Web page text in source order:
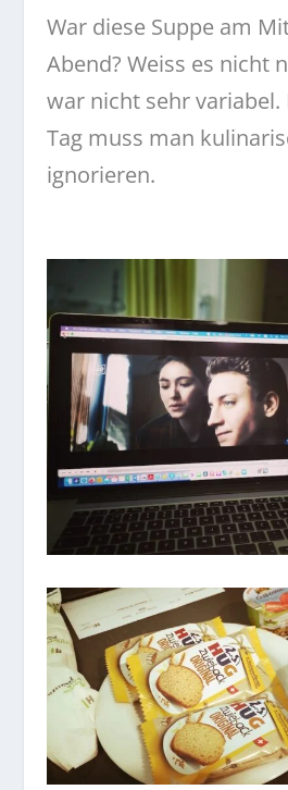
War diese Suppe am
Abend? Weiss es nicht
war nicht sehr variabel.
Tag muss man
ignorieren.